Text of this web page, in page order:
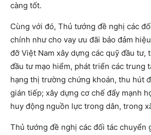
càng tốt.
Cùng với đó, Thủ tướng đề nghị các
chính như cho vay ưu đãi bảo đảm
đỡ Việt Nam xây dựng các quỹ đầu tư,
đầu tư mạo hiểm, phát triển các trung
hạng thị trường chứng khoán, thu hút
gián tiếp; xây dựng cơ chế đẩy mạnh
huy động nguồn lực trong dân, trong
Thủ tướng đề nghị các đối tác chuyển